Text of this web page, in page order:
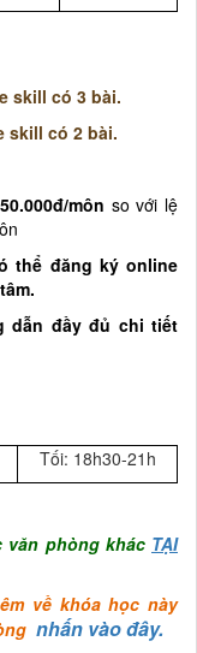
skill có 3 bài.
skill có 2 bài.
0.000đ/môn so với lệ
thể đăng ký online
dẫn đầy đủ chi tiết
Tối: 18h30-21h
văn phòng khác TẠI
về khóa học này
nhấn vào đây.